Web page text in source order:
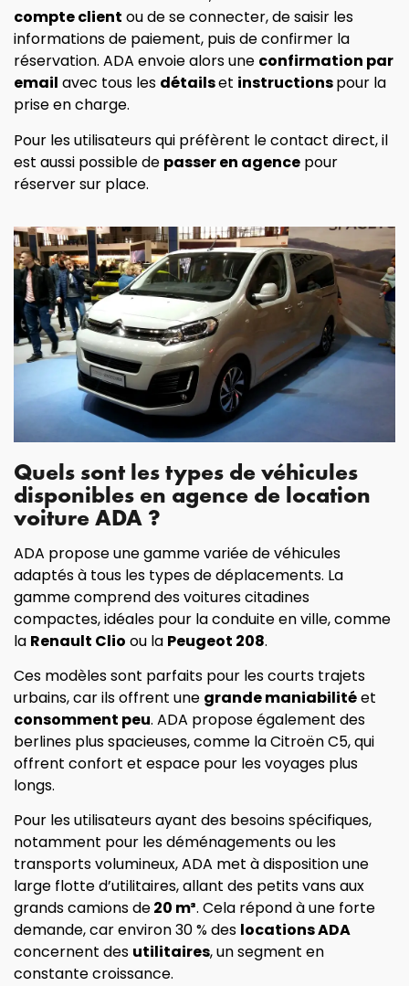
compte client ou de se connecter, de saisir les
informations de paiement, puis de confirmer la
réservation. ADA envoie alors une confirmation par
email avec tous les détailset instructionspour la
prise en charge.
Pour les utilisateurs qui préfèrent le contact direct, il
est aussi possible de passer en agence pour
réserver sur place.
Quels sont les types de véhicules
disponibles en agence de location
voiture ADA ?
ADA propose une gamme variée de véhicules
adaptés à tous les types de déplacements. La
gamme comprend des voitures citadines
compactes, idéales pour la conduite en ville, comme
la Renault Clio ou la Peugeot 208.
Ces modèles sont parfaits pour les courts trajets
urbains, car ils offrent une grande maniabilitéet
consomment peu. ADA propose également des
berlines plus spacieuses, comme la Citroën C5, qui
offrent confort et espace pour les voyages plus
longs.
Pour les utilisateurs ayant des besoins spécifiques,
notamment pour les déménagements ou les
transports volumineux, ADA met à disposition une
large flotte d’utilitaires, allant des petits vans aux
grands camions de20 m³. Cela répond à une forte
demande, car environ 30 % des locations ADA
concernent des utilitaires, un segment en
constante croissance.